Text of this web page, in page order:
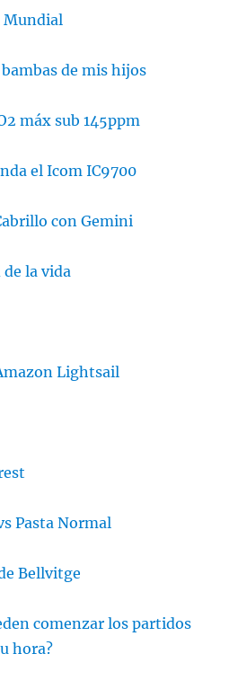
Mundial
de mis hijos
máx sub 145ppm
el Icom IC9700
con Gemini
la vida
Lightsail
Pasta Normal
Bellvitge
comenzar los partidos
hora?